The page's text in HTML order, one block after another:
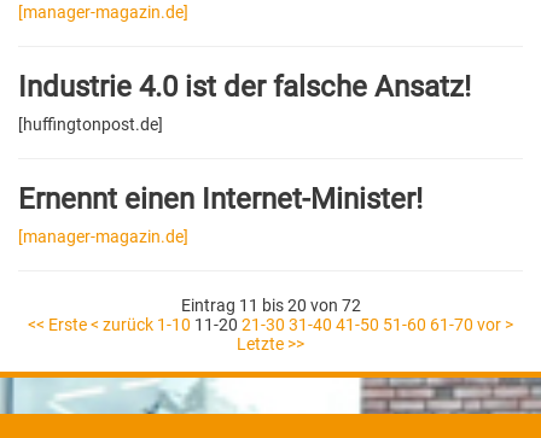
[manager-magazin.de]
Industrie 4.0 ist der falsche Ansatz!
[huffingtonpost.de]
Ernennt einen Internet-Minister!
[manager-magazin.de]
Eintrag 11 bis 20 von 72
<< Erste< zurück 1-10 11-20 21-30 31-40 41-50 51-60 61-70 vor >
Letzte >>